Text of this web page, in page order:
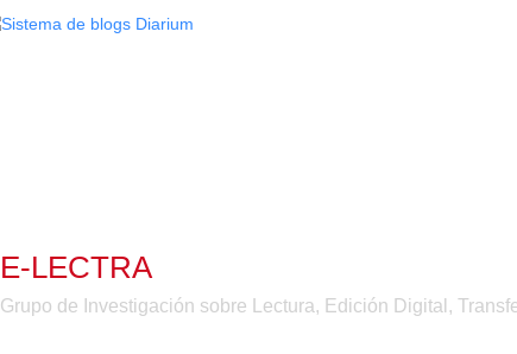
E-LECTRA
Grupo de Investigación sobre Lectura, Edición Digital,